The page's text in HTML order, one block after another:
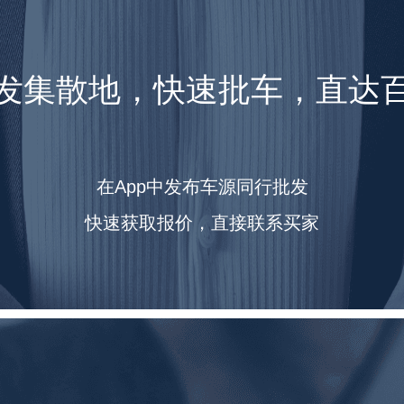
集散地，快速批车，直达
在App中发布车源同行批发
快速获取报价，直接联系买家